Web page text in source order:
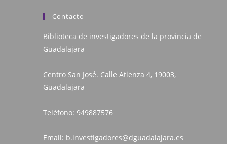
Contacto
Biblioteca de investigadores de la provincia de
Guadalajara
Centro San José. Calle Atienza 4, 19003,
Guadalajara
Teléfono: 949887576
Email: b.investigadores@dguadalajara.es